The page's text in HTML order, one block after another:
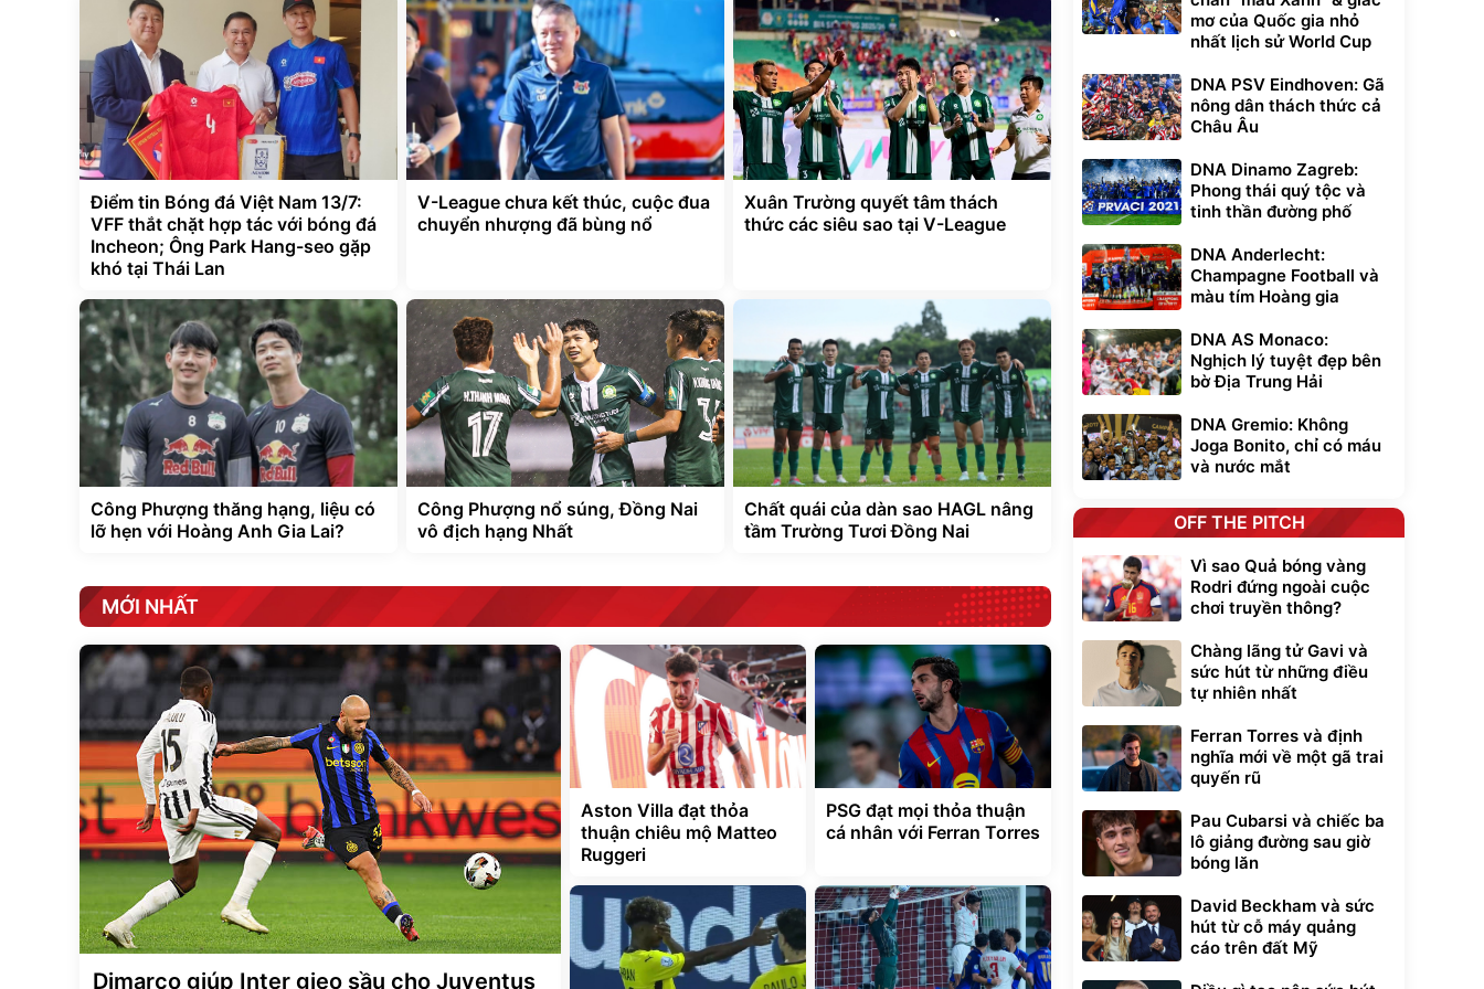
Điểm tin Bóng đá Việt Nam 13/7:
VFF thắt chặt hợp tác với bóng đá
Incheon; Ông Park Hang-seo gặp
khó tại Thái Lan
V-League chưa kết thúc, cuộc đua
chuyển nhượng đã bùng nổ
Xuân Trường quyết tâm thách
thức các siêu sao tại V-League
Công Phượng thăng hạng, liệu có
lỡ hẹn với Hoàng Anh Gia Lai?
Công Phượng nổ súng, Đồng Nai
vô địch hạng Nhất
Chất quái của dàn sao HAGL nâng
tầm Trường Tươi Đồng Nai
MỚI NHẤT
Dimarco giúp Inter gieo sầu cho Juventus
Aston Villa đạt thỏa
thuận chiêu mộ Matteo
Ruggeri
PSG đạt mọi thỏa thuận
cá nhân với Ferran Torres
mơ của Quốc gia nhỏ
nhất lịch sử World Cup
DNA PSV Eindhoven: Gã
nông dân thách thức cả
Châu Âu
DNA Dinamo Zagreb:
Phong thái quý tộc và
tinh thần đường phố
DNA Anderlecht:
Champagne Football và
màu tím Hoàng gia
DNA AS Monaco:
Nghịch lý tuyệt đẹp bên
bờ Địa Trung Hải
DNA Gremio: Không
Joga Bonito, chỉ có máu
và nước mắt
OFF THE PITCH
Vì sao Quả bóng vàng
Rodri đứng ngoài cuộc
chơi truyền thông?
Chàng lãng tử Gavi và
sức hút từ những điều
tự nhiên nhất
Ferran Torres và định
nghĩa mới về một gã trai
quyến rũ
Pau Cubarsi và chiếc ba
lô giảng đường sau giờ
bóng lăn
David Beckham và sức
hút từ cỗ máy quảng
cáo trên đất Mỹ